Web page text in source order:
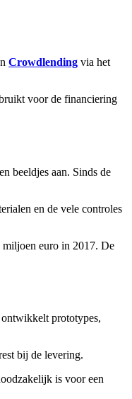
Crowdlending via het
voor de financiering
beeldjes aan. Sinds de
en de vele controles
euro in 2017. De
ontwikkelt prototypes,
bij de levering.
is voor een